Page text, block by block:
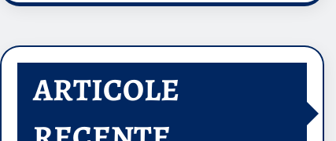
ARTICOLE